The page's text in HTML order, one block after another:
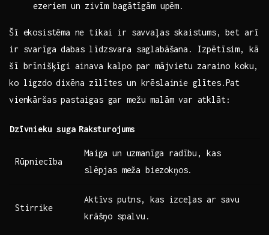
ezeriem un zivīm bagātīgām ‌upēm.
Šī ekosistēma ⁣ne tikai ir savvaļas skaistums, bet arī
ir svarīga dabas līdzsvara saglabāšana. Izpētīsim, kā
šī brīnišķīgi ⁣ainava kalpo par mājvietu ⁣zaraino koku,
ko ligzdo dixēna zīlītes ​un krēslainie‍ glītes.Pat
vienkāršas pastaigas gar mežu malām var atklāt:
Dzīvnieku ​suga Raksturojums
Rūpniecība
Maiga un uzmanīga radību, kas
slēpjas meža biezokņos.
Stirrike
Aktīvs putns, kas ‍izceļas ar​ savu
krāšņo spalvu.